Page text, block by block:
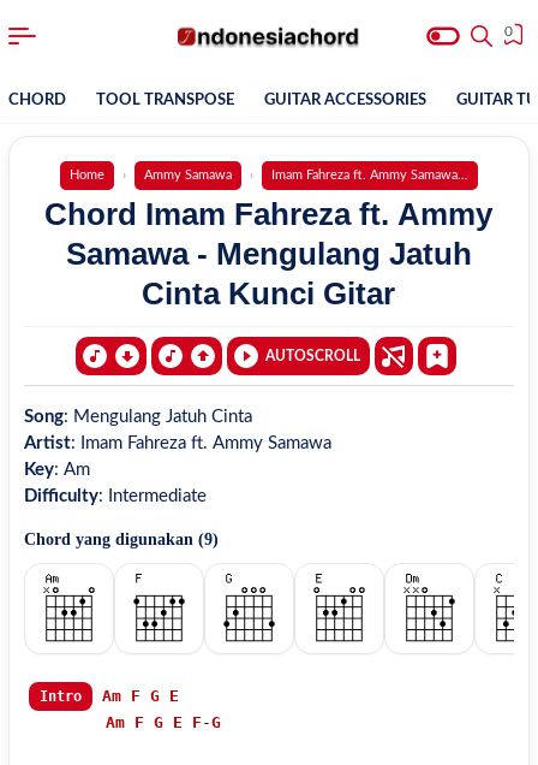
0
CHORD TOOL TRANSPOSE GUITAR ACCESSORIES GUITAR
Home Ammy Samawa Imam Fahreza ft. Ammy Samawa -
Chord Imam Fahreza ft. Ammy
Samawa - Mengulang Jatuh
Cinta Kunci Gitar
AUTOSCROLL
Song: Mengulang Jatuh Cinta
Artist:
Imam Fahreza ft. Ammy Samawa
Key: Am
Difficulty: Intermediate
Chord yang digunakan (9)
Intro Am F G
E
Am
F G E F -G